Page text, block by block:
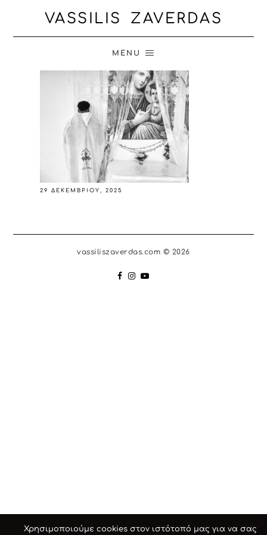
VASSILIS ZAVERDAS
MENU
29 ΔΕΚΕΜΒΡΊΟΥ, 2025
vassiliszaverdas.com © 2026
Χρησιμοποιούμε cookies στον ιστότοπό μας για να σας